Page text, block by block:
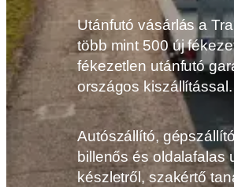
Utánfutó vásárlás a
több mint 500 új
fékezetlen utánfutó
országos kiszállítással.
Autószállító,
billenős és oldalafalas
készletről, szakértő